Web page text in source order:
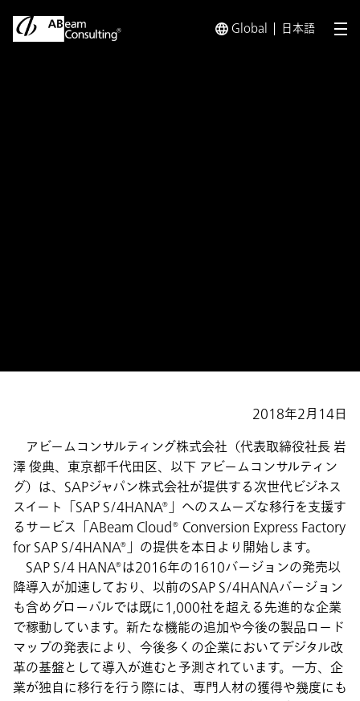
Global 日本語 メ
2018年2月14日
アビームコンサルティング株式会社（代表取締役社長 岩
澤 俊典、東京都千代田区、以下 アビームコンサルティン
グ）は、SAPジャパン株式会社が提供する次世代ビジネス
スイート「SAP S/4HANA®」へのスムーズな移行を支援す
るサービス「ABeam Cloud® Conversion Express Factory
for SAP S/4HANA®」の提供を本日より開始します。
SAP S/4 HANA®は2016年の1610バージョンの発売以
降導入が加速しており、以前のSAP S/4HANAバージョン
も含めグローバルでは既に1,000社を超える先進的な企業
で稼動しています。新たな機能の追加や今後の製品ロード
マップの発表により、今後多くの企業においてデジタル改
革の基盤として導入が進むと予測されています。一方、企
業が独自に移行を行う際には、専門人材の獲得や幾度にも